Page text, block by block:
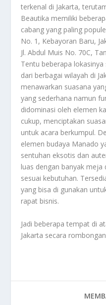
terkenal di Jakarta,
Beautika memiliki
cabang yang paling
No. 1, Kebayoran Baru,
Jl. Abdul Muis No. 70C,
Tentu beberapa
dari berbagai wilayah di
menawarkan suasana
yang sederhana namun
didominasi oleh elemen
cukup, menciptakan
untuk acara berkumpul.
elemen budaya Manado
sentuhan eksotis dan
luas dengan banyak meja
sesuai kebutuhan.
yang bisa di gunakan
rapat bisnis.
Jadi beberapa tempat di
Jakarta secara